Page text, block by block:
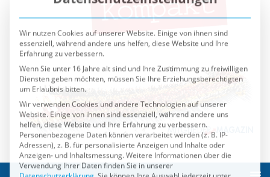
Wenn Sie unter 16 Jahre alt sind und Ihre Zustimmung zu freiwilligen
Diensten geben möchten, müssen Sie Ihre Erziehungsberechtigten
Wir verwenden Cookies und andere Technologien auf unserer
Website. Einige von ihnen sind essenziell, während andere uns
helfen, diese Website und Ihre Erfahrung zu verbessern.
Personenbezogene Daten können verarbeitet werden (z. B. IP-
Adressen), z. B. für personalisierte Anzeigen und Inhalte oder
Anzeigen- und Inhaltsmessung.
Verwendung Ihrer Daten finden Sie in unserer
Datenschutzerklärung.Sie können Ihre Auswahl jederzeit unter
Einstellungenwiderrufen oder anpassen.
Es folgt eine Liste der Service-Gruppen, für die eine
Essenziell
Externe Medien